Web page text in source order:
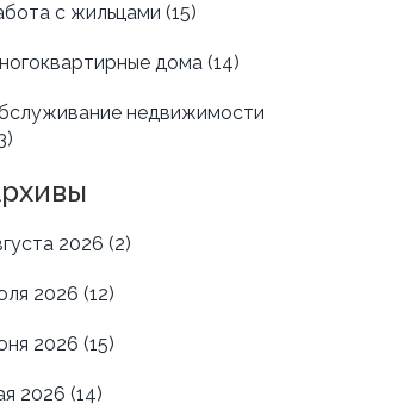
с жильцами (15)
дома (14)
недвижимости
2026 (2)
2026 (12)
2026 (15)
2026 (14)